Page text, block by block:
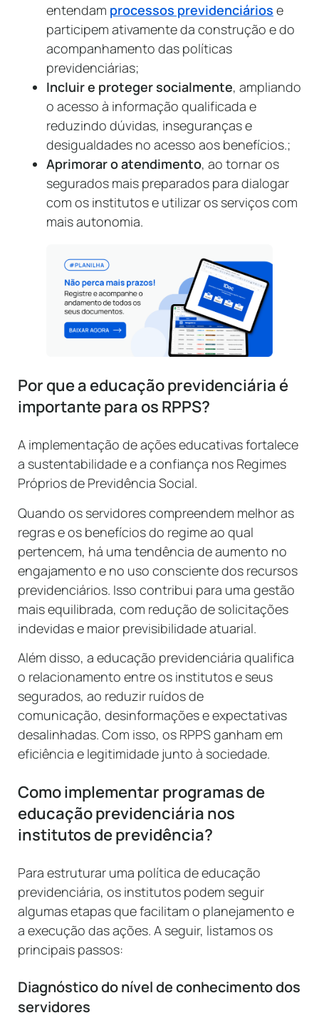
entendam processos previdenciários e
participem ativamente da construção e do
acompanhamento das políticas
previdenciárias;
Incluir e proteger socialmente, ampliando
o acesso à informação qualificada e
reduzindo dúvidas, inseguranças e
desigualdades no acesso aos benefícios.;
Aprimorar o atendimento, ao tornar os
segurados mais preparados para dialogar
com os institutos e utilizar os serviços com
mais autonomia.
Por que a educação previdenciária é
importante para os RPPS?
A implementação de ações educativas fortalece
a sustentabilidade e a confiança nos Regimes
Próprios de Previdência Social.
Quando os servidores compreendem melhor as
regras e os benefícios do regime ao qual
pertencem, há uma tendência de aumento no
engajamento e no uso consciente dos recursos
previdenciários. Isso contribui para uma gestão
mais equilibrada, com redução de solicitações
indevidas e maior previsibilidade atuarial.
Além disso, a educação previdenciária qualifica
o relacionamento entre os institutos e seus
segurados, ao reduzir ruídos de
comunicação, desinformações e expectativas
desalinhadas. Com isso, os RPPS ganham em
eficiência e legitimidade junto à sociedade.
Como implementar programas de
educação previdenciária nos
institutos de previdência?
Para estruturar uma política de educação
previdenciária, os institutos podem seguir
algumas etapas que facilitam o planejamento e
a execução das ações. A seguir, listamos os
principais passos:
Diagnóstico do nível de conhecimento dos
servidores